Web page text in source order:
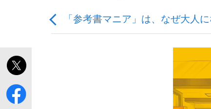
「敗因分析は一切聞かれなかった」侍ジ
「参考書マニア」は、なぜ大人